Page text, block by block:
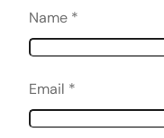
Name *
Email *